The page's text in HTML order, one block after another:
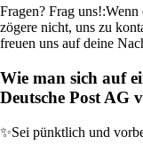
Fragen? Frag uns!:Wenn
zögere nicht, uns zu
freuen uns auf deine
Wie man sich auf
Deutsche Post AG
✨Sei pünktlich und